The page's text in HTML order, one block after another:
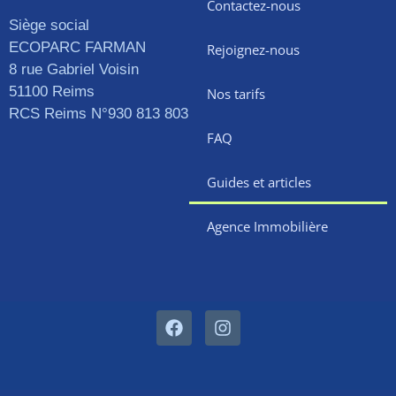
Siège social
ECOPARC FARMAN
8 rue Gabriel Voisin
51100 Reims
RCS Reims N°930 813 803
Contactez-nous
Rejoignez-nous
Nos tarifs
FAQ
Guides et articles
Agence Immobilière